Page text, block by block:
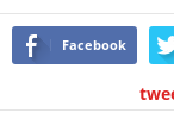
Facebook